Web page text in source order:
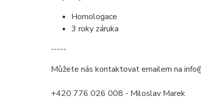
Homologace
3 roky záruka
-----
Můžete nás kontaktovat emailem na
+420 776 026 008 - Miloslav Marek